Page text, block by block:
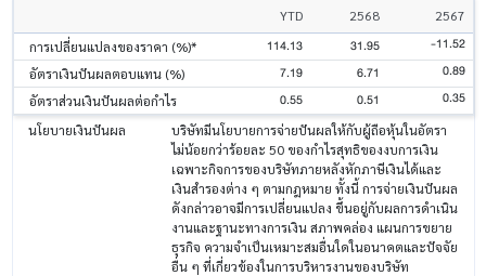
YTD 2568
2567
การเปลี่ยนแปลงของราคา (%)*
114.13 31.95 -11.52
อัตราเงินปันผลตอบแทน (%) 7.19 6.71 0.89
อัตราส่วนเงินปันผลต่อกำไร 0.55 0.51 0.35
นโยบายเงินปันผล
บริษัทมีนโยบายการจ่ายปันผลให้กับผู้ถือหุ้นในอัตรา
ไม่น้อยกว่าร้อยละ 50 ของกำไรสุทธิของงบการเงิน
เฉพาะกิจการของบริษัทภายหลังหักภาษีเงินได้และ
เงินสำรองต่าง ๆ ตามกฎหมาย ทั้งนี้ การจ่ายเงินปันผล
ดังกล่าวอาจมีการเปลี่ยนแปลง ขึ้นอยู่กับผลการดำเนิน
งานและฐานะทางการเงิน สภาพคล่อง แผนการขยาย
ธุรกิจ ความจำเป็นเหมาะสมอื่นใดในอนาคตและปัจจัย
อื่น ๆ ที่เกี่ยวข้องในการบริหารงานของบริษัท